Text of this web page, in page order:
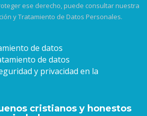
ese derecho, puede consultar nuestra
y Tratamiento de Datos Personales.
de datos
de datos
y privacidad en la
cristianos y honestos